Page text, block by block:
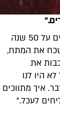
"מי היה מאמין שביום שישי עוד ליטפתי את החתולים וקראתי עיתונים על 50 שנה
את המתח,
את
היו לנו
איך מתווכים
לעכל."